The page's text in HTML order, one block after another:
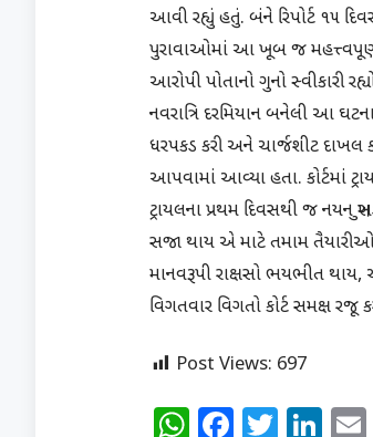
આવી રહ્યું હતું. બંને રિપોર્ટ ૧૫
પુરાવાઓમાં આ ખૂબ જ મહત્ત્વપૂર્ણ
આરોપી પોતાનો ગુનો સ્વીકારી
નવરાત્રિ દરમિયાન બનેલી આ
ધરપકડ કરી અને ચાર્જશીટ દાખલ
આપવામાં આવ્યા હતા. કોર્ટમાં
ટ્રાયલના પ્રથમ દિવસથી જ નયન
સજા થાય એ માટે તમામ
માનવરૂપી રાક્ષસો ભયભીત થાય,
વિગતવાર વિગતો કોર્ટ સમક્ષ રજૂ
Post Views: 697
WhatsApp